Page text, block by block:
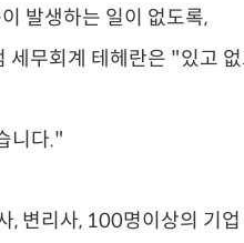
발생하는 일이 없도록,
세무회계 테헤란은 "있고
니다."
, 변리사, 100명이상의 기